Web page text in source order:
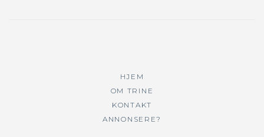
HJEM
OM TRINE
KONTAKT
ANNONSERE?